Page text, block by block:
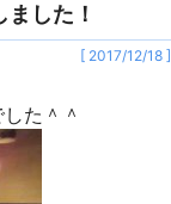
した！
[ 2017/12/18 ]
た＾＾